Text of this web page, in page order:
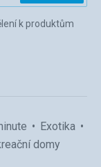
k produktům
Exotika
domy